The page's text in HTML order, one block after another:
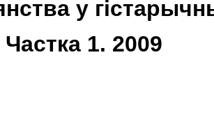
у
1. 2009